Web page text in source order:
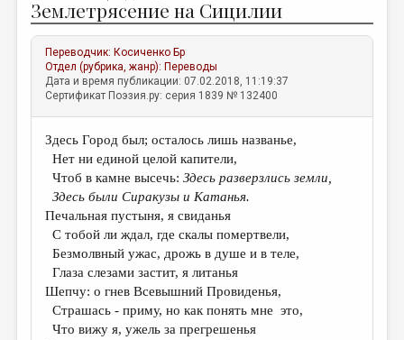
АВТОРЫ
КОММЕНТАРИИ
ЛИТСАЛОН
ПРАВИЛА САЙТА
ОТДЕЛЫ И РУБРИКИ
ИЗБРАННОЕ
ДАЙДЖЕСТ
ПРОИЗВЕДЕНИЯ
ПЕРЕВОДЫ
Землетрясение на Сицилии
Переводчик: Косиченко Бр
Отдел (рубрика, жанр): Переводы
Дата и время публикации: 07.02.2018, 11:19:37
Сертификат Поэзия.ру: серия 1839 № 132400
Здесь Город был; осталось лишь названье,
Нет ни единой целой капители,
Чтоб в камне высечь:Здесь разверзлись земли,
Здесь были Сиракузы и Катанья.
Печальная пустыня, я свиданья
С тобой ли ждал, где скалы помертвели,
Безмолвный ужас, дрожь в душе и в теле,
Глаза слезами застит, я литанья
Шепчу: о гнев Всевышний Провиденья,
Страшась - приму, но как понять мне это,
Что вижу я, ужель за прегрешенья